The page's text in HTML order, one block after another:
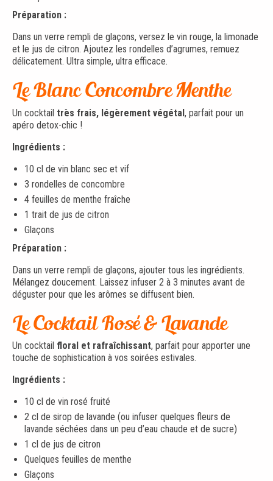
Préparation :
Dans un verre rempli de glaçons, versez le vin rouge, la limonade
et le jus de citron. Ajoutez les rondelles d’agrumes, remuez
délicatement. Ultra simple, ultra efficace.
Le Blanc Concombre Menthe
Un cocktail très frais, légèrement végétal, parfait pour un
apéro detox-chic !
Ingrédients :
10 cl de vin blanc sec et vif
3 rondelles de concombre
4 feuilles de menthe fraîche
1 trait de jus de citron
Glaçons
Préparation :
Dans un verre rempli de glaçons, ajouter tous les ingrédients.
Mélangez doucement. Laissez infuser 2 à 3 minutes avant de
déguster pour que les arômes se diffusent bien.
Le Cocktail Rosé & Lavande
Un cocktail floral et rafraîchissant, parfait pour apporter une
touche de sophistication à vos soirées estivales.
Ingrédients :
10 cl de vin rosé fruité
2 cl de sirop de lavande (ou infuser quelques fleurs de
lavande séchées dans un peu d’eau chaude et de sucre)
1 cl de jus de citron
Quelques feuilles de menthe
Glaçons